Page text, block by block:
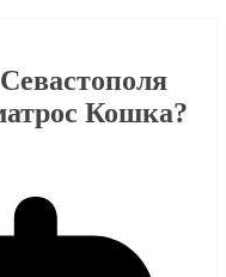
Кошка?